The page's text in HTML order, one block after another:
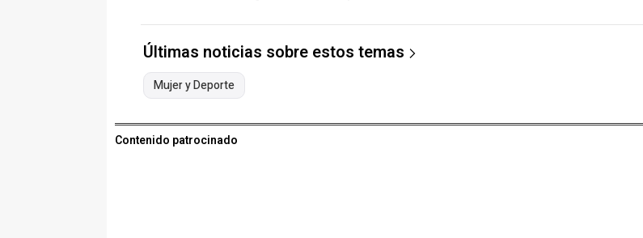
Últimas noticias sobre estos temas
Mujer y Deporte
Contenido patrocinado